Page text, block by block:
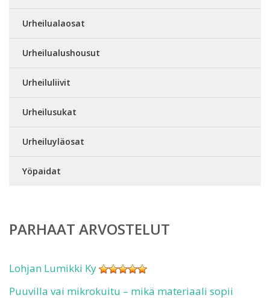
Urheilualaosat
Urheilualushousut
Urheiluliivit
Urheilusukat
Urheiluyläosat
Yöpaidat
PARHAAT ARVOSTELUT
Lohjan Lumikki Ky
Puuvilla vai mikrokuitu – mikä materiaali sopii